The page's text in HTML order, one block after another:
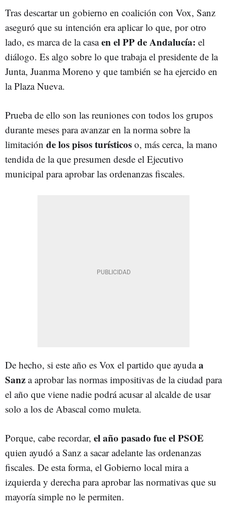
Tras descartar un gobierno en coalición con Vox, Sanz
aseguró que su intención era aplicar lo que, por otro
lado, es marca de la casaen el PP de Andalucía: el
diálogo. Es algo sobre lo que trabaja el presidente de la
Junta, Juanma Moreno y que también se ha ejercido en
la Plaza Nueva.
Prueba de ello son las reuniones con todos los grupos
durante meses para avanzar en la norma sobre la
limitación de los pisos turísticos o, más cerca, la mano
tendida de la que presumen desde el Ejecutivo
municipal para aprobar las ordenanzas fiscales.
De hecho, si este año es Vox el partido que ayudaa
Sanz a aprobar las normas impositivas de la ciudad para
el año que viene nadie podrá acusar al alcalde de usar
solo a los de Abascal como muleta.
Porque, cabe recordar, el año pasado fue el PSOE
quien ayudó a Sanz a sacar adelante las ordenanzas
fiscales. De esta forma, el Gobierno local mira a
izquierda y derecha para aprobar las normativas que su
mayoría simple no le permiten.